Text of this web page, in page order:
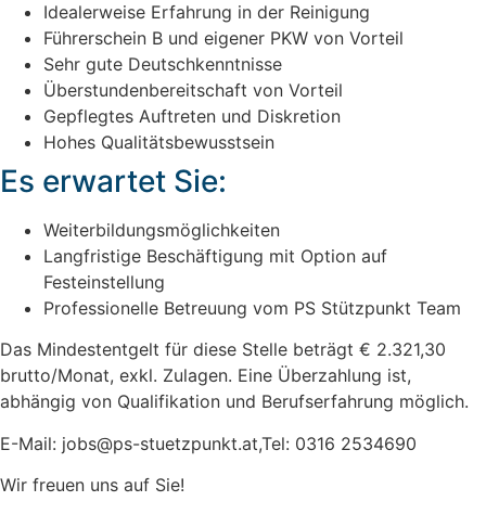
Idealerweise Erfahrung in der Reinigung
Führerschein B und eigener PKW von Vorteil
Sehr gute Deutschkenntnisse
Überstundenbereitschaft von Vorteil
Gepflegtes Auftreten und Diskretion
Hohes Qualitätsbewusstsein
Es erwartet Sie:
Weiterbildungsmöglichkeiten
Langfristige Beschäftigung mit Option auf
Festeinstellung
Professionelle Betreuung vom PS Stützpunkt Team
Das Mindestentgelt für diese Stelle beträgt € 2.321,30
brutto/Monat, exkl. Zulagen. Eine Überzahlung ist,
abhängig von Qualifikation und Berufserfahrung möglich.
E-Mail: jobs@ps-stuetzpunkt.at,Tel: 0316 2534690
Wir freuen uns auf Sie!